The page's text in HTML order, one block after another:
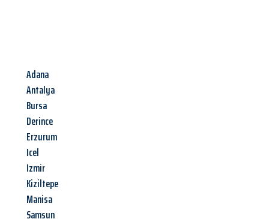
Adana
Antalya
Bursa
Derince
Erzurum
Icel
Izmir
Kiziltepe
Manisa
Samsun